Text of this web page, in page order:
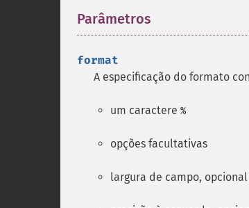
Parâmetros
format
A especificação do formato
um caractere %
opções facultativas
largura de campo, opcional